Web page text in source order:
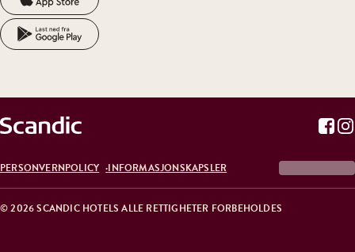
© 2026 SCANDIC HOTELS ALLE RETTIGHETER FORBEHOLDES
PERSONVERNPOLICY INFORMASJONSKAPSLER